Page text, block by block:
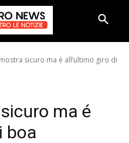
sicuro ma é all’ultimo giro di
ma é
boa